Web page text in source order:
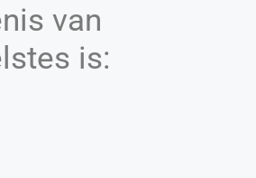
van
is: